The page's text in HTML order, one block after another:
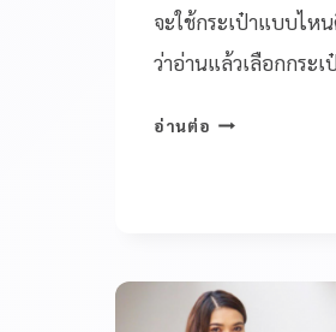
จะใช้กระเป๋าแบบไห
ว่าอ่านแล้วเลือกกระเ
อ่านต่อ